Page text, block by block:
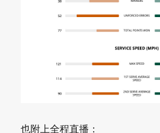
也附上全程直播：